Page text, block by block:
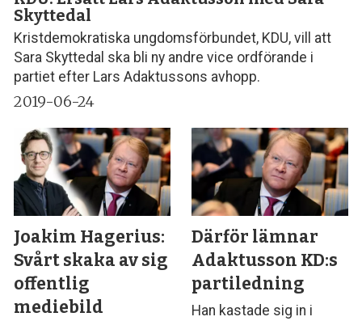
Skyttedal
Kristdemokratiska ungdomsförbundet, KDU, vill att
Sara Skyttedal ska bli ny andre vice ordförande i
partiet efter Lars Adaktussons avhopp.
2019-06-24
Joakim Hagerius:
Svårt skaka av sig
offentlig
mediebild
Därför lämnar
Adaktusson KD:s
partiledning
Han kastade sig in i